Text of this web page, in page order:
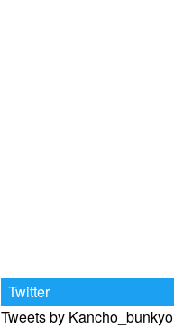
Twitter
Tweets by Kancho_bunkyo